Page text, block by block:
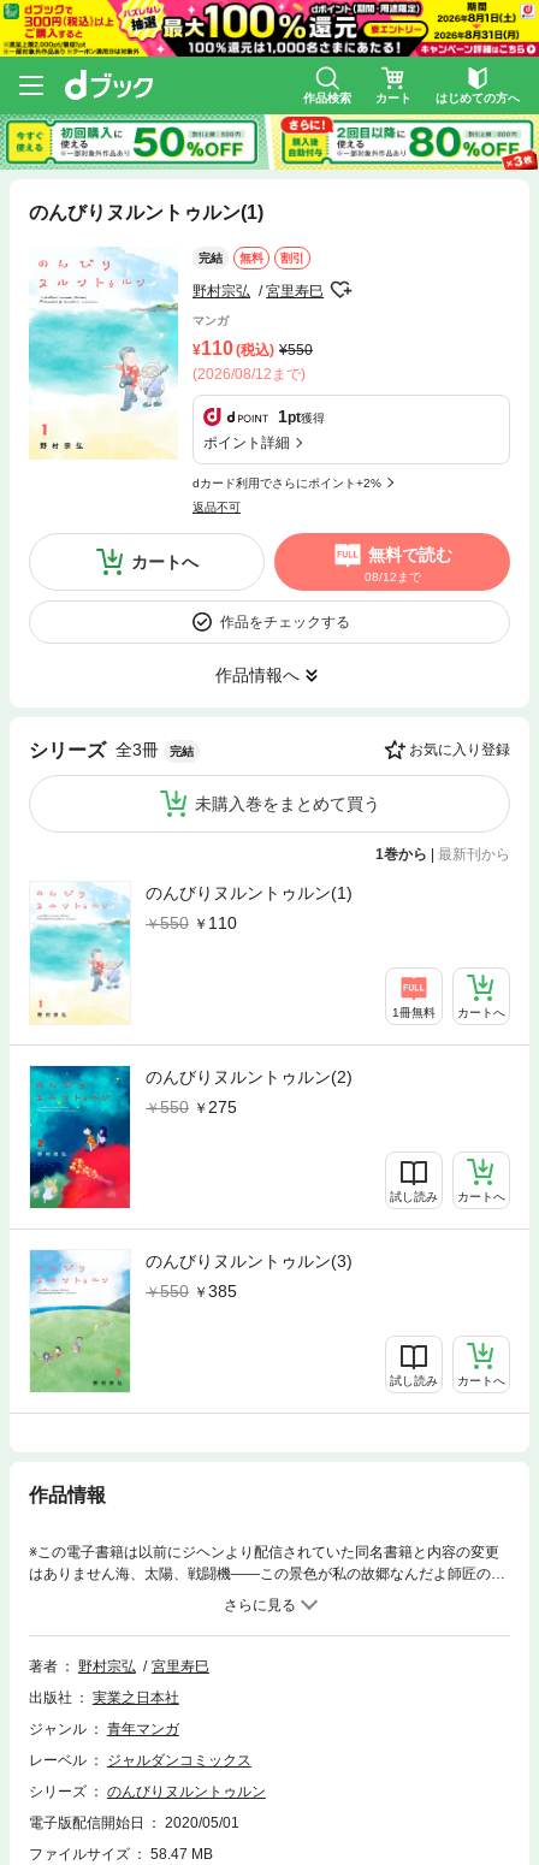
作品検索 カート はじめての方へ
のんびりヌルントゥルン(1)
完結 無料 割引
野村宗弘 宮里寿巳
マンガ
110(税込)
550
(2026/08/12まで)
1pt獲得
ポイント詳細
dカード利用でさらにポイント+2%
返品不可
カートへ 無料で読む
08/12まで
作品をチェックする
作品情報へ
シリーズ 全3冊 完結 お気に入り登録
未購入巻をまとめて買う
1巻から 最新刊から
のんびりヌルントゥルン(1)
550
110
1冊無料 カートへ
のんびりヌルントゥルン(2)
550
275
試し読み カートへ
のんびりヌルントゥルン(3)
550
385
試し読み カートへ
作品情報
※この電子書籍は以前にジヘンより配信されていた同名書籍と内容の変更
はありません海、太陽、戦闘機――この景色が私の故郷なんだよ師匠の付
き添いで沖縄に撮影でやってきた、新米カメラマンの大山もりみちは、海
での撮影中に出会った一人のおばぁから沖縄の姿を垣間見る。その姿をみ
た師匠は大山にいきなり沖縄の長期取材を命じて――?沖縄の地元の人た
ちとの触れ合いから沖縄の今昔を見つける!くすっと笑えて心に沁みる、沖
きわ』(ビッグコミックス)など、数々の大人気作を生み出した野村宗弘先
生が描く最新作!知らなかった沖縄の姿を見つけにいきませんか?
著者 野村宗弘
宮里寿巳
出版社
実業之日本社
ジャンル
青年マンガ
レーベル
ジャルダンコミックス
シリーズ
のんびりヌルントゥルン
電子版配信開始日
2020/05/01
ファイルサイズ
58.47 MB